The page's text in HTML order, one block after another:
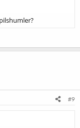
#9